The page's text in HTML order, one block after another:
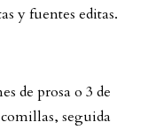
y fuentes editas.
de prosa o 3 de
seguida